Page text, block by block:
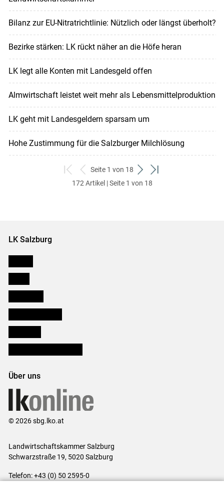
Bilanz zur EU-Nitratrichtlinie: Nützlich oder längst überholt?
Bezirke stärken: LK rückt näher an die Höfe heran
LK legt alle Konten mit Landesgeld offen
Almwirtschaft leistet weit mehr als Lebensmittelproduktion
LK geht mit Landesgeldern sparsam um
Hohe Zustimmung für die Salzburger Milchlösung
zum
ersten
zurück
zum
Seite 1 von 18
weiter
zum
zum
172 Artikel | Seite 1 von 18
LK Salzburg
Über uns
© 2026 sbg.lko.at
Landwirtschaftskammer Salzburg
Schwarzstraße 19, 5020 Salzburg
Telefon: +43 (0) 50 2595-0